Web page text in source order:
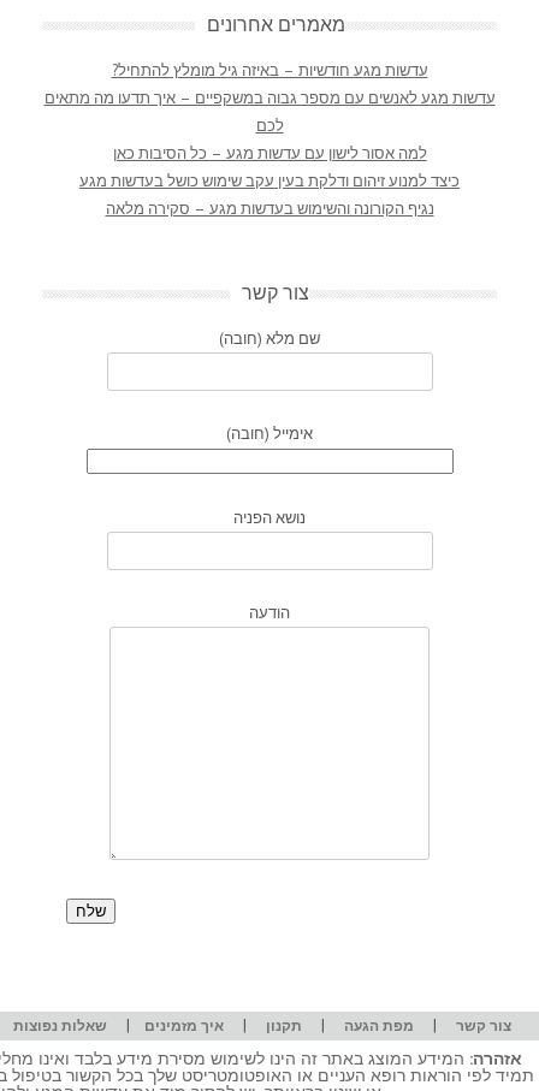
מאמרים אחרונים
עדשות מגע חודשיות – באיזה גיל מומלץ להתחיל?
עדשות מגע לאנשים עם מספר גבוה במשקפיים – איך תדעו מה מתאים
לכם
למה אסור לישון עם עדשות מגע – כל הסיבות כאן
כיצד למנוע זיהום ודלקת בעין עקב שימוש כושל בעדשות מגע
נגיף הקורונה והשימוש בעדשות מגע – סקירה מלאה
צור קשר
שם מלא (חובה)
אימייל (חובה)
נושא הפניה
הודעה
צור קשר | מפת הגעה | תקנון |איך מזמינים | שאלות נפוצות
אזהרה: המידע המוצג באתר זה הינו לשימוש מסירת מידע בלבד ואינו
תמיד לפי הוראות רופא העניים או האופטומטריסט שלך בכל הקשור